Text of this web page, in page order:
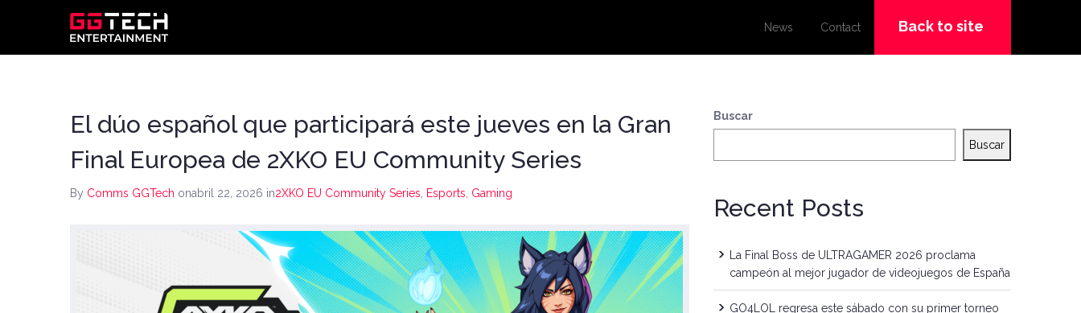
Back to site
News Contact
El dúo español que participará este jueves en la Gran
Final Europea de 2XKO EU Community Series
By Comms GGTech onabril 22, 2026 in2XKO EU Community Series Esports Gaming
Buscar
Buscar
Recent Posts
La Final Boss de ULTRAGAMER 2026 proclama
campeón al mejor jugador de videojuegos de España
GO4LOL regresa este sábado con su primer torneo